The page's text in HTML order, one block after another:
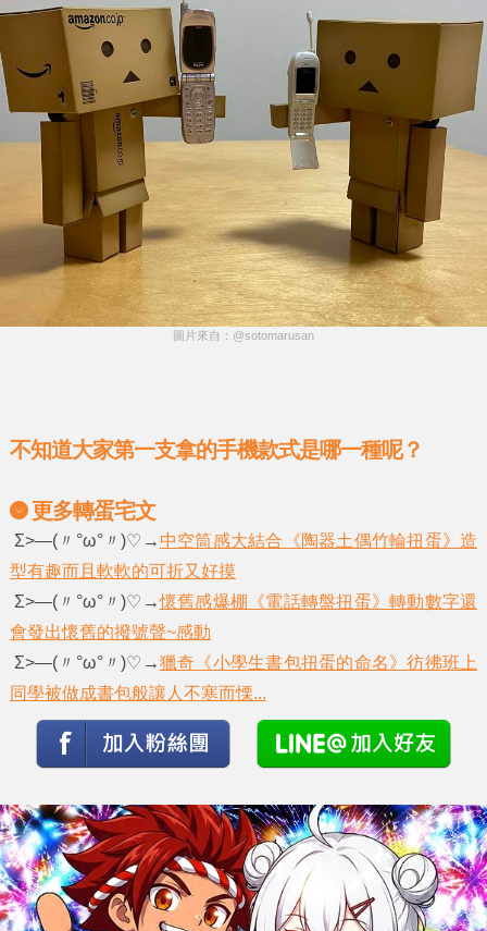
圖片來自：@sotomarusan
不知道大家第一支拿的手機款式是哪一種呢？
更多轉蛋宅文
Σ>―(〃°ω°〃)♡→ 中空筒感大結合《陶器土偶竹輪扭蛋》造
型有趣而且軟軟的可折又好摸
Σ>―(〃°ω°〃)♡→懷舊感爆棚《電話轉盤扭蛋》轉動數字還
會發出懷舊的撥號聲~感動
Σ>―(〃°ω°〃)♡→獵奇《小學生書包扭蛋的命名》彷彿班上
同學被做成書包般讓人不寒而慄...